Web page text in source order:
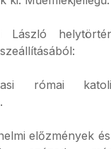
László
római
előzmények